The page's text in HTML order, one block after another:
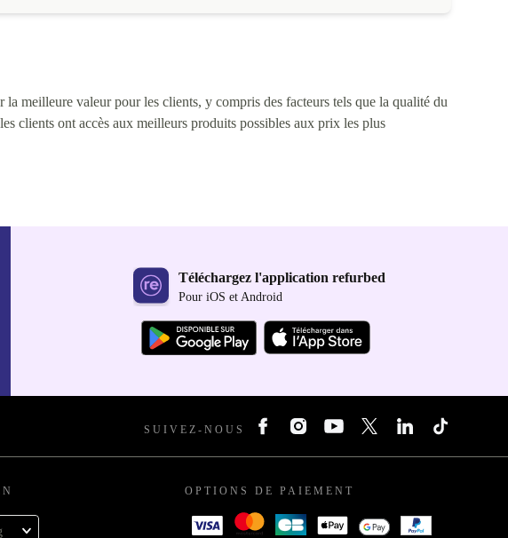
meilleure valeur pour les clients, y compris des facteurs tels que la qualité du
clients ont accès aux meilleurs produits possibles aux prix les plus
Téléchargez l'application refurbed
Pour iOS et Android
SUIVEZ-NOUS
OPTIONS DE PAIEMENT